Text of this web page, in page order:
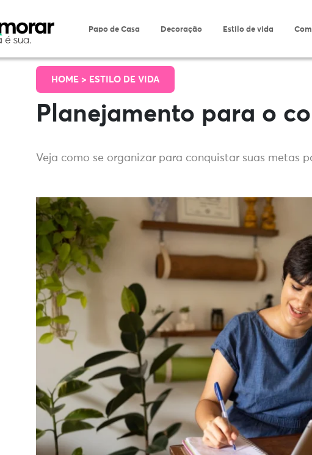
Papo de Casa Decoração Estilo de vida
HOME > ESTILO DE VIDA
Planejamento para o
Veja como se organizar para conquistar suas metas